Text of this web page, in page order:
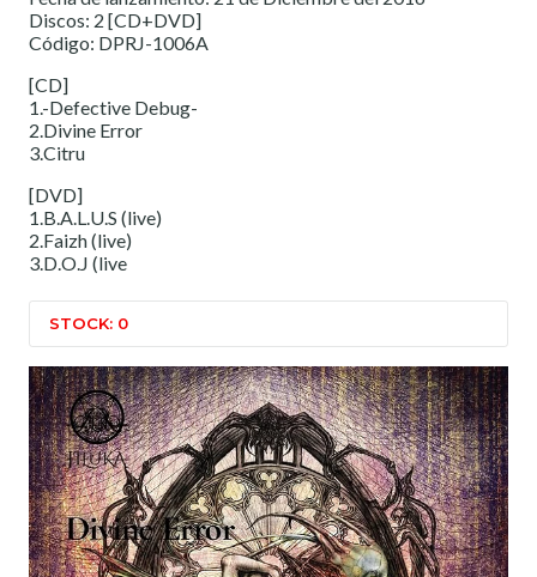
Discos: 2 [CD+DVD]
Código: DPRJ-1006A
[CD]
1.-Defective Debug-
2.Divine Error
3.Citru
[DVD]
1.B.A.L.U.S (live)
2.Faizh (live)
3.D.O.J (live
STOCK: 0